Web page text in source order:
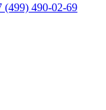
(499) 490-02-69